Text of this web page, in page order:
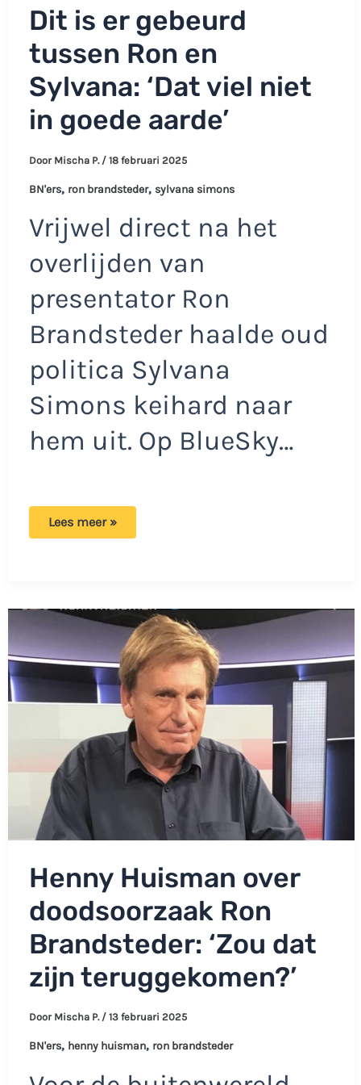
Dit is er gebeurd
tussen Ron en
Sylvana: ‘Dat viel niet
in goede aarde’
Door Mischa P. / 18 februari 2025
BN'ers, ron brandsteder, sylvana simons
Vrijwel direct na het
overlijden van
presentator Ron
Brandsteder haalde oud
politica Sylvana
Simons keihard naar
hem uit. Op BlueSky…
Dit
Sylvana:
niet
in
Lees meer »
Henny Huisman over
doodsoorzaak Ron
Brandsteder: ‘Zou dat
zijn teruggekomen?’
Door Mischa P. / 13 februari 2025
BN'ers, henny huisman, ron brandsteder